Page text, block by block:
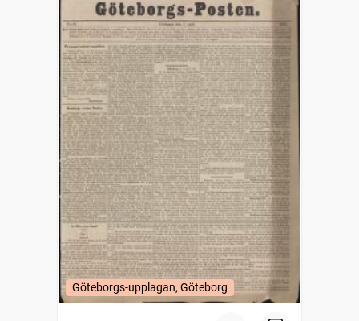
Göteborgs-upplagan, Göteborg